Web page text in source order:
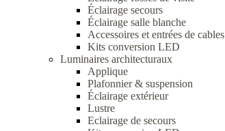
Éclairage secours
Éclairage salle blanche
Accessoires et entrées de cables
Kits conversion LED
Luminaires architecturaux
Applique
Plafonnier & suspension
Éclairage extérieur
Lustre
Eclairage de secours